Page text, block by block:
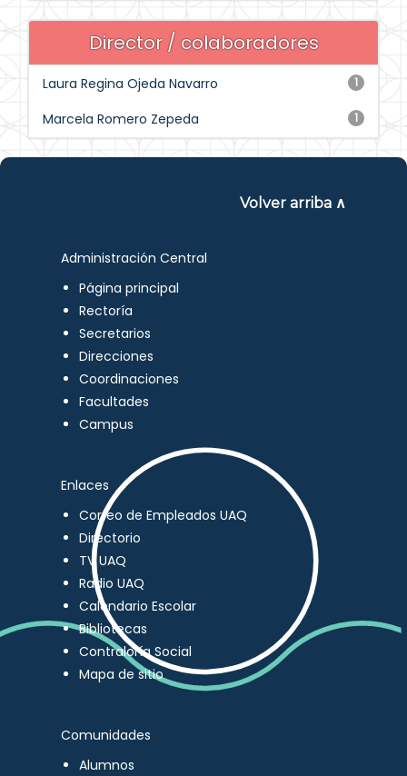
Director / colaboradores
1
Laura Regina Ojeda Navarro
1
Marcela Romero Zepeda
Volver arriba ∧
Administración Central
Página principal
Rectoría
Secretarios
Direcciones
Coordinaciones
Facultades
Campus
Enlaces
Correo de Empleados UAQ
Directorio
TV UAQ
Radio UAQ
Calendario Escolar
Bibliotecas
Contraloría Social
Mapa de sitio
Comunidades
Alumnos